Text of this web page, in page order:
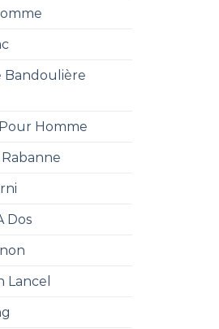
Bandoulière
Homme
Dos
Lancel